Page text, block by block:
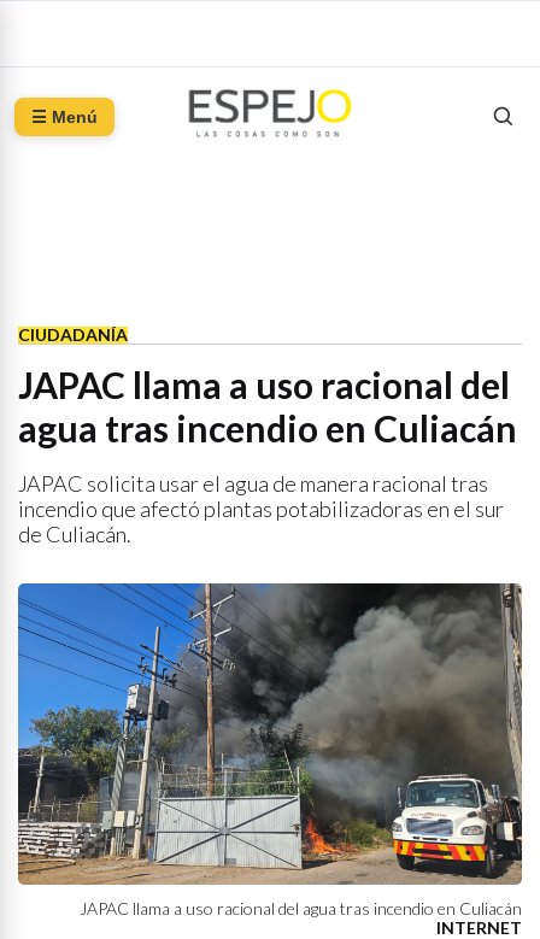
☰ Menú
CIUDADANÍA
JAPAC llama a uso racional del
agua tras incendio en Culiacán
JAPAC solicita usar el agua de manera racional tras
incendio que afectó plantas potabilizadoras en el sur
de Culiacán.
JAPAC llama a uso racional del agua tras incendio en Culiacán
INTERNET